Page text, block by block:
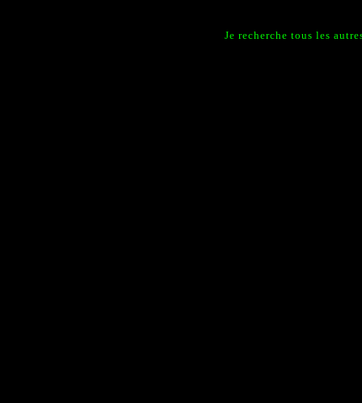
Je recherche tous les